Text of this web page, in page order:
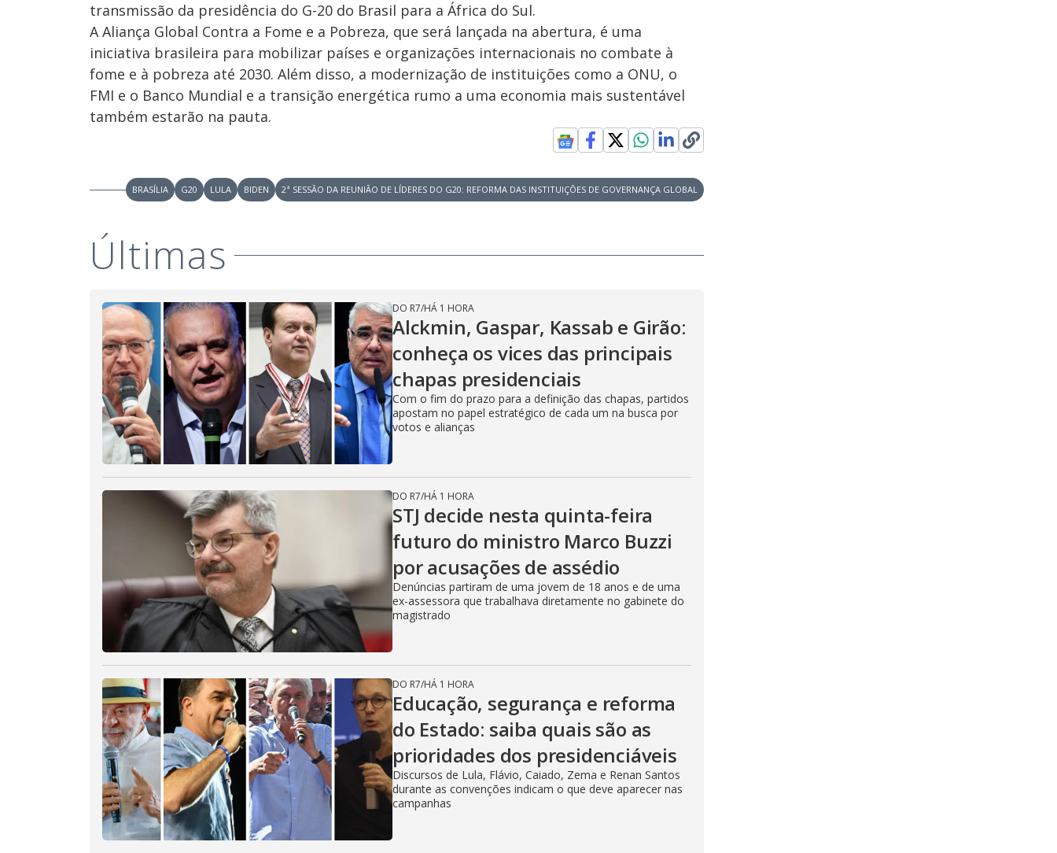
transmissão da presidência do G-20 do Brasil para a África do Sul.
A Aliança Global Contra a Fome e a Pobreza, que será lançada na abertura, é uma
iniciativa brasileira para mobilizar países e organizações internacionais no combate à
fome e à pobreza até 2030. Além disso, a modernização de instituições como a ONU, o
FMI e o Banco Mundial e a transição energética rumo a uma economia mais sustentável
também estarão na pauta.
BRASÍLIA G20 LULA BIDEN 2ª SESSÃO DA REUNIÃO DE LÍDERES DO G20: REFORMA DAS INSTITUIÇÕES DE GOVERNANÇA GLOBAL
Últimas
DO R7/HÁ 1 HORA
Alckmin, Gaspar, Kassab e Girão:
conheça os vices das principais
chapas presidenciais
Com o fim do prazo para a definição das chapas, partidos
apostam no papel estratégico de cada um na busca por
votos e alianças
DO R7/HÁ 1 HORA
STJ decide nesta quinta-feira
futuro do ministro Marco Buzzi
por acusações de assédio
Denúncias partiram de uma jovem de 18 anos e de uma
ex-assessora que trabalhava diretamente no gabinete do
magistrado
DO R7/HÁ 1 HORA
Educação, segurança e reforma
do Estado: saiba quais são as
prioridades dos presidenciáveis
Discursos de Lula, Flávio, Caiado, Zema e Renan Santos
durante as convenções indicam o que deve aparecer nas
campanhas